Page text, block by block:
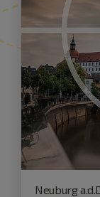
Neuburg